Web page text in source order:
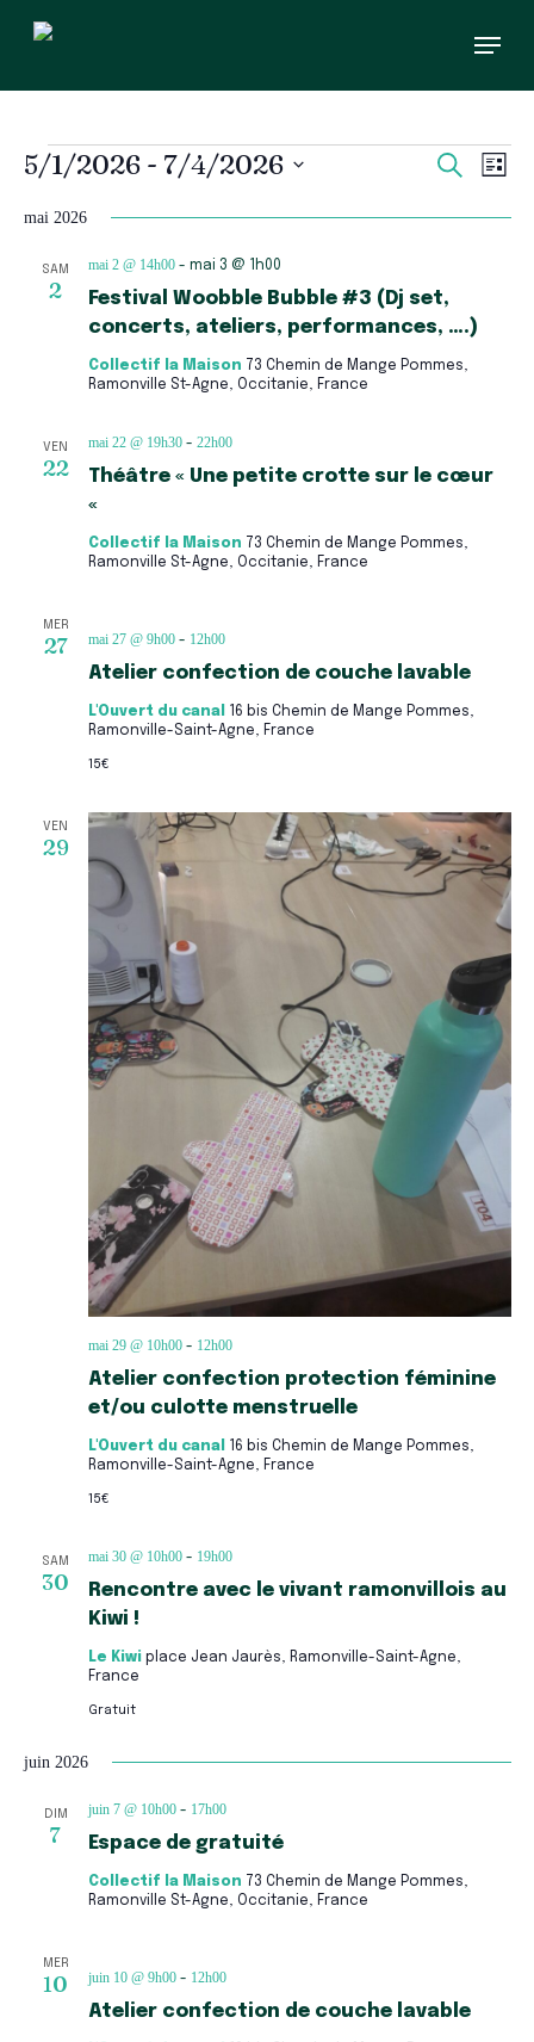
Menu
Évènements
et
Recherche
de
Liste
5/1/2026 - 7/4/2026
une
mai 2026
SAM
2
Festival Woobble Bubble #3 (Dj set,
concerts, ateliers, performances, ….)
mai 2 @ 14h00- mai 3 @ 1h00
Collectif la Maison 73 Chemin de Mange Pommes,
Ramonville St-Agne, Occitanie, France
VEN
22
Théâtre « Une petite crotte sur le cœur
«
mai 22 @ 19h30- 22h00
Collectif la Maison 73 Chemin de Mange Pommes,
Ramonville St-Agne, Occitanie, France
MER
27
Atelier confection de couche lavable
mai 27 @ 9h00- 12h00
L'Ouvert du canal
16 bis Chemin de Mange Pommes,
Ramonville-Saint-Agne, France
15€
VEN
29
Atelier confection protection féminine
et/ou culotte menstruelle
mai 29 @ 10h00- 12h00
L'Ouvert du canal
16 bis Chemin de Mange Pommes,
Ramonville-Saint-Agne, France
15€
SAM
30
Rencontre avec le vivant ramonvillois au
Kiwi !
mai 30 @ 10h00- 19h00
Le Kiwi
place Jean Jaurès, Ramonville-Saint-Agne,
France
Gratuit
juin 2026
DIM
7 Espace de gratuité
juin 7 @ 10h00- 17h00
Collectif la Maison 73 Chemin de Mange Pommes,
Ramonville St-Agne, Occitanie, France
MER
10
Atelier confection de couche lavable
juin 10 @ 9h00- 12h00